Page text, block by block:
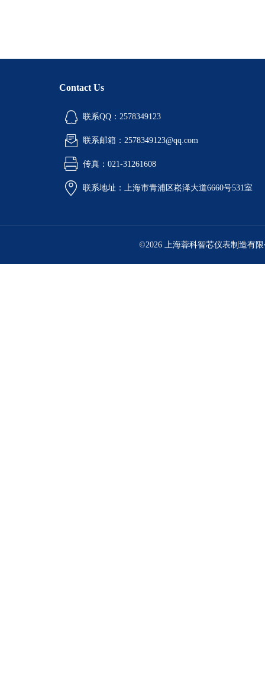
Contact Us
联系QQ：2578349123
联系邮箱：2578349123@qq.com
传真：021-31261608
联系地址：上海市青浦区崧泽大道6660号531室
©2026 上海蓉科智芯仪表制造有